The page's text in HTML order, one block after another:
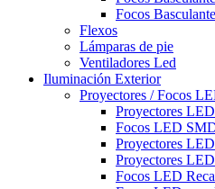
Focos
Flexos
Lámparas de pie
Ventiladores Led
Iluminación Exterior
Proyectores / Focos
Proyectores
Focos LED
Proyectores
Proyectores
Focos LED